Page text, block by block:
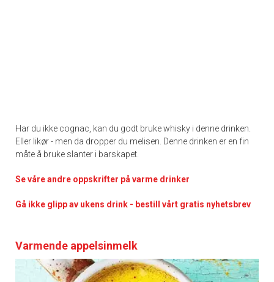
Har du ikke cognac, kan du godt bruke whisky i denne drinken.
Eller likør - men da dropper du melisen. Denne drinken er en fin
måte å bruke slanter i barskapet.
Se våre andre oppskrifter på varme drinker
Gå ikke glipp av ukens drink - bestill vårt gratis nyhetsbrev
Varmende appelsinmelk